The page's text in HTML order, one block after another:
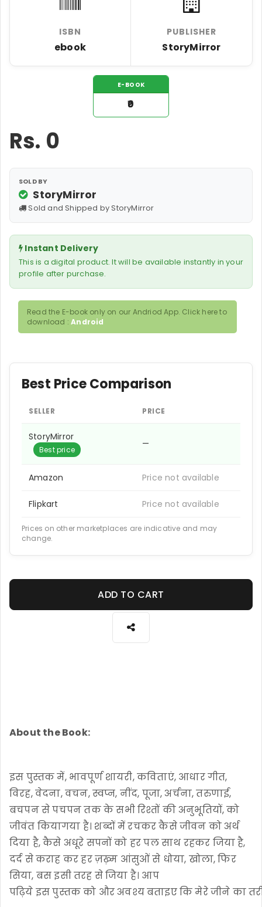
ISBN
ebook
PUBLISHER
StoryMirror
E-BOOK
₹0
Rs. 0
SOLD BY
StoryMirror
Sold and Shipped by StoryMirror
Instant Delivery
This is a digital product. It will be available instantly in your
profile after purchase.
Read the E-book only on our Andriod App. Click here to
download :Android
Best Price Comparison
SELLER PRICE
StoryMirror
Best price
—
Amazon Price not available
Flipkart Price not available
Prices on other marketplaces are indicative and may
change.
ADD TO CART
About the Book:
इस पुस्तक में, भावपूर्ण शायरी, कविताएं, आधार गीत,
विरह, वेदना, वचन, स्वप्न, नींद, पूजा, अर्चना, तरुणाई,
बचपन से पचपन तक के सभी रिश्तों की अनुभूतियों, को
जीवंत कियागया है। शब्दों में रचकर कैसे जीवन को अर्थ
दिया है, कैसे अधूरे सपनों को हर पल साथ रहकर जिया है,
दर्द से कराह कर हर ज़ख़्म आंसुओं से धोया, खोला, फिर
सिया, बस इसी तरह से जिया है। आप
पढ़िये इस पुस्तक को और अवश्य बताइए कि मेरे जीने का